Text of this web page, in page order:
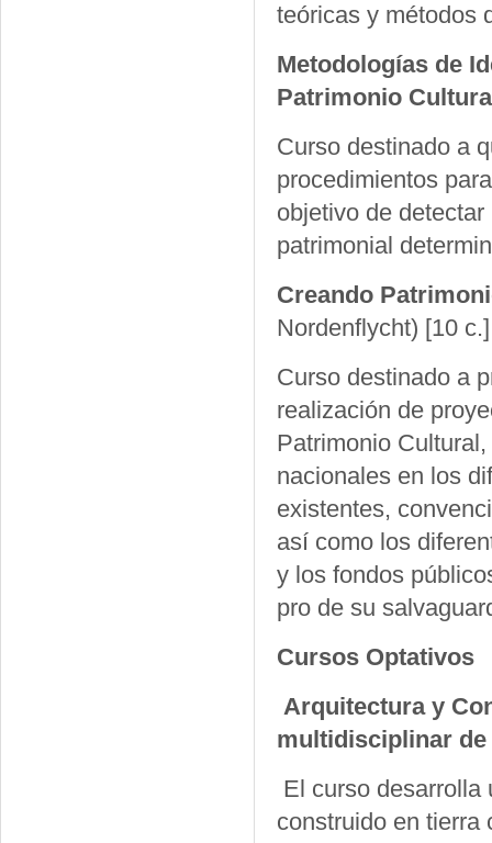
teóricas y métodos
Metodologías de
Patrimonio
Curso destinado a
procedimientos
objetivo de
patrimonial
Creando
Nordenflycht) [10 c.]
Curso destinado a
realización de
Patrimonio
nacionales en los
existentes,
así como los
y los fondos
pro de su
Cursos Optativos
Arquitectura y
multidisciplinar
El curso desarrolla
construido en tierra